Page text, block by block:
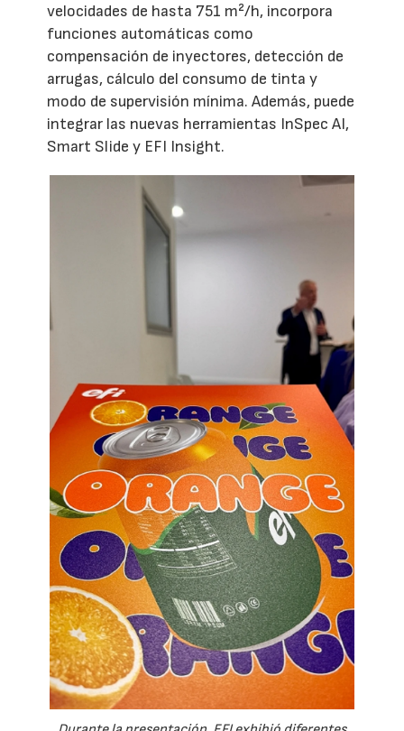
velocidades de hasta 751 m²/h, incorpora
funciones automáticas como
compensación de inyectores, detección de
arrugas, cálculo del consumo de tinta y
modo de supervisión mínima. Además, puede
integrar las nuevas herramientas InSpec AI,
Smart Slide y EFI Insight.